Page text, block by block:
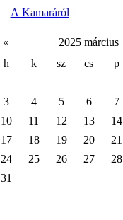
A Kamaráról
« 2025 március
h
k sz cs p
3
4 5 6 7
10
11 12 13 14
17
18 19 20 21
24
25 26 27 28
31